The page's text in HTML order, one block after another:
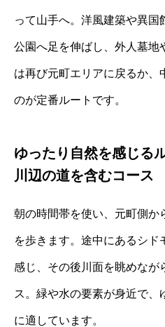
って山手へ。洋風建築や異国
公園へ足を伸ばし、外人墓地
は再び元町エリアに戻るか、
のが定番ルートです。
ゆったり自然を感じる
川辺の道を含むコース
朝の時間帯を使い、元町側か
を歩きます。途中にあるシド
感じ、その後川面を眺めなが
ス。緑や水の要素が身近で、
に適しています。